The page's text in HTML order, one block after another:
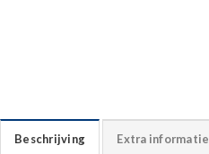
Beschrijving Extra informatie